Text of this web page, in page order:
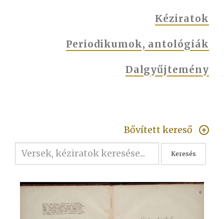
Kéziratok
Periodikumok, antológiák
Dalgyűjtemény
Bővített kereső
Keresés